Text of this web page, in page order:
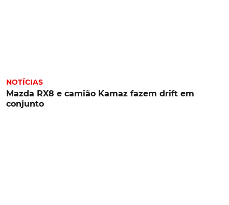
NOTÍCIAS
Mazda RX8 e camião Kamaz fazem drift em
conjunto